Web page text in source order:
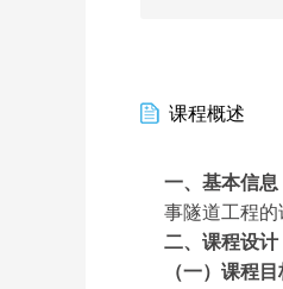
课程概述
一、基本信息
事隧道工程
二、课程设计
（一）课程目